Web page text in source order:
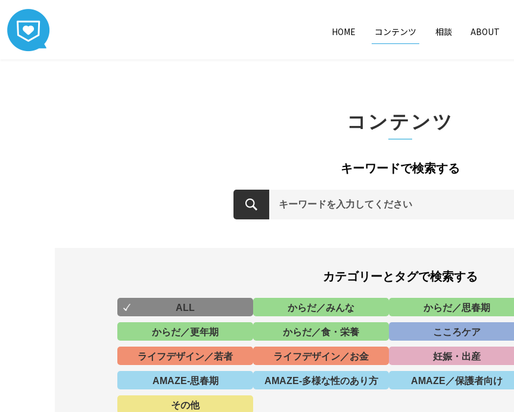
HOME コンテンツ 相談 ABOUT
コンテンツ
キーワードで検索する
カテゴリーとタグで検索する
ALL からだ／みんな からだ／思春期
からだ／更年期 からだ／食・栄養 こころケア
ライフデザイン／若者 ライフデザイン／お金 妊娠・出産
AMAZE-思春期 AMAZE-多様な性のあり方 AMAZE／保護者向け
その他